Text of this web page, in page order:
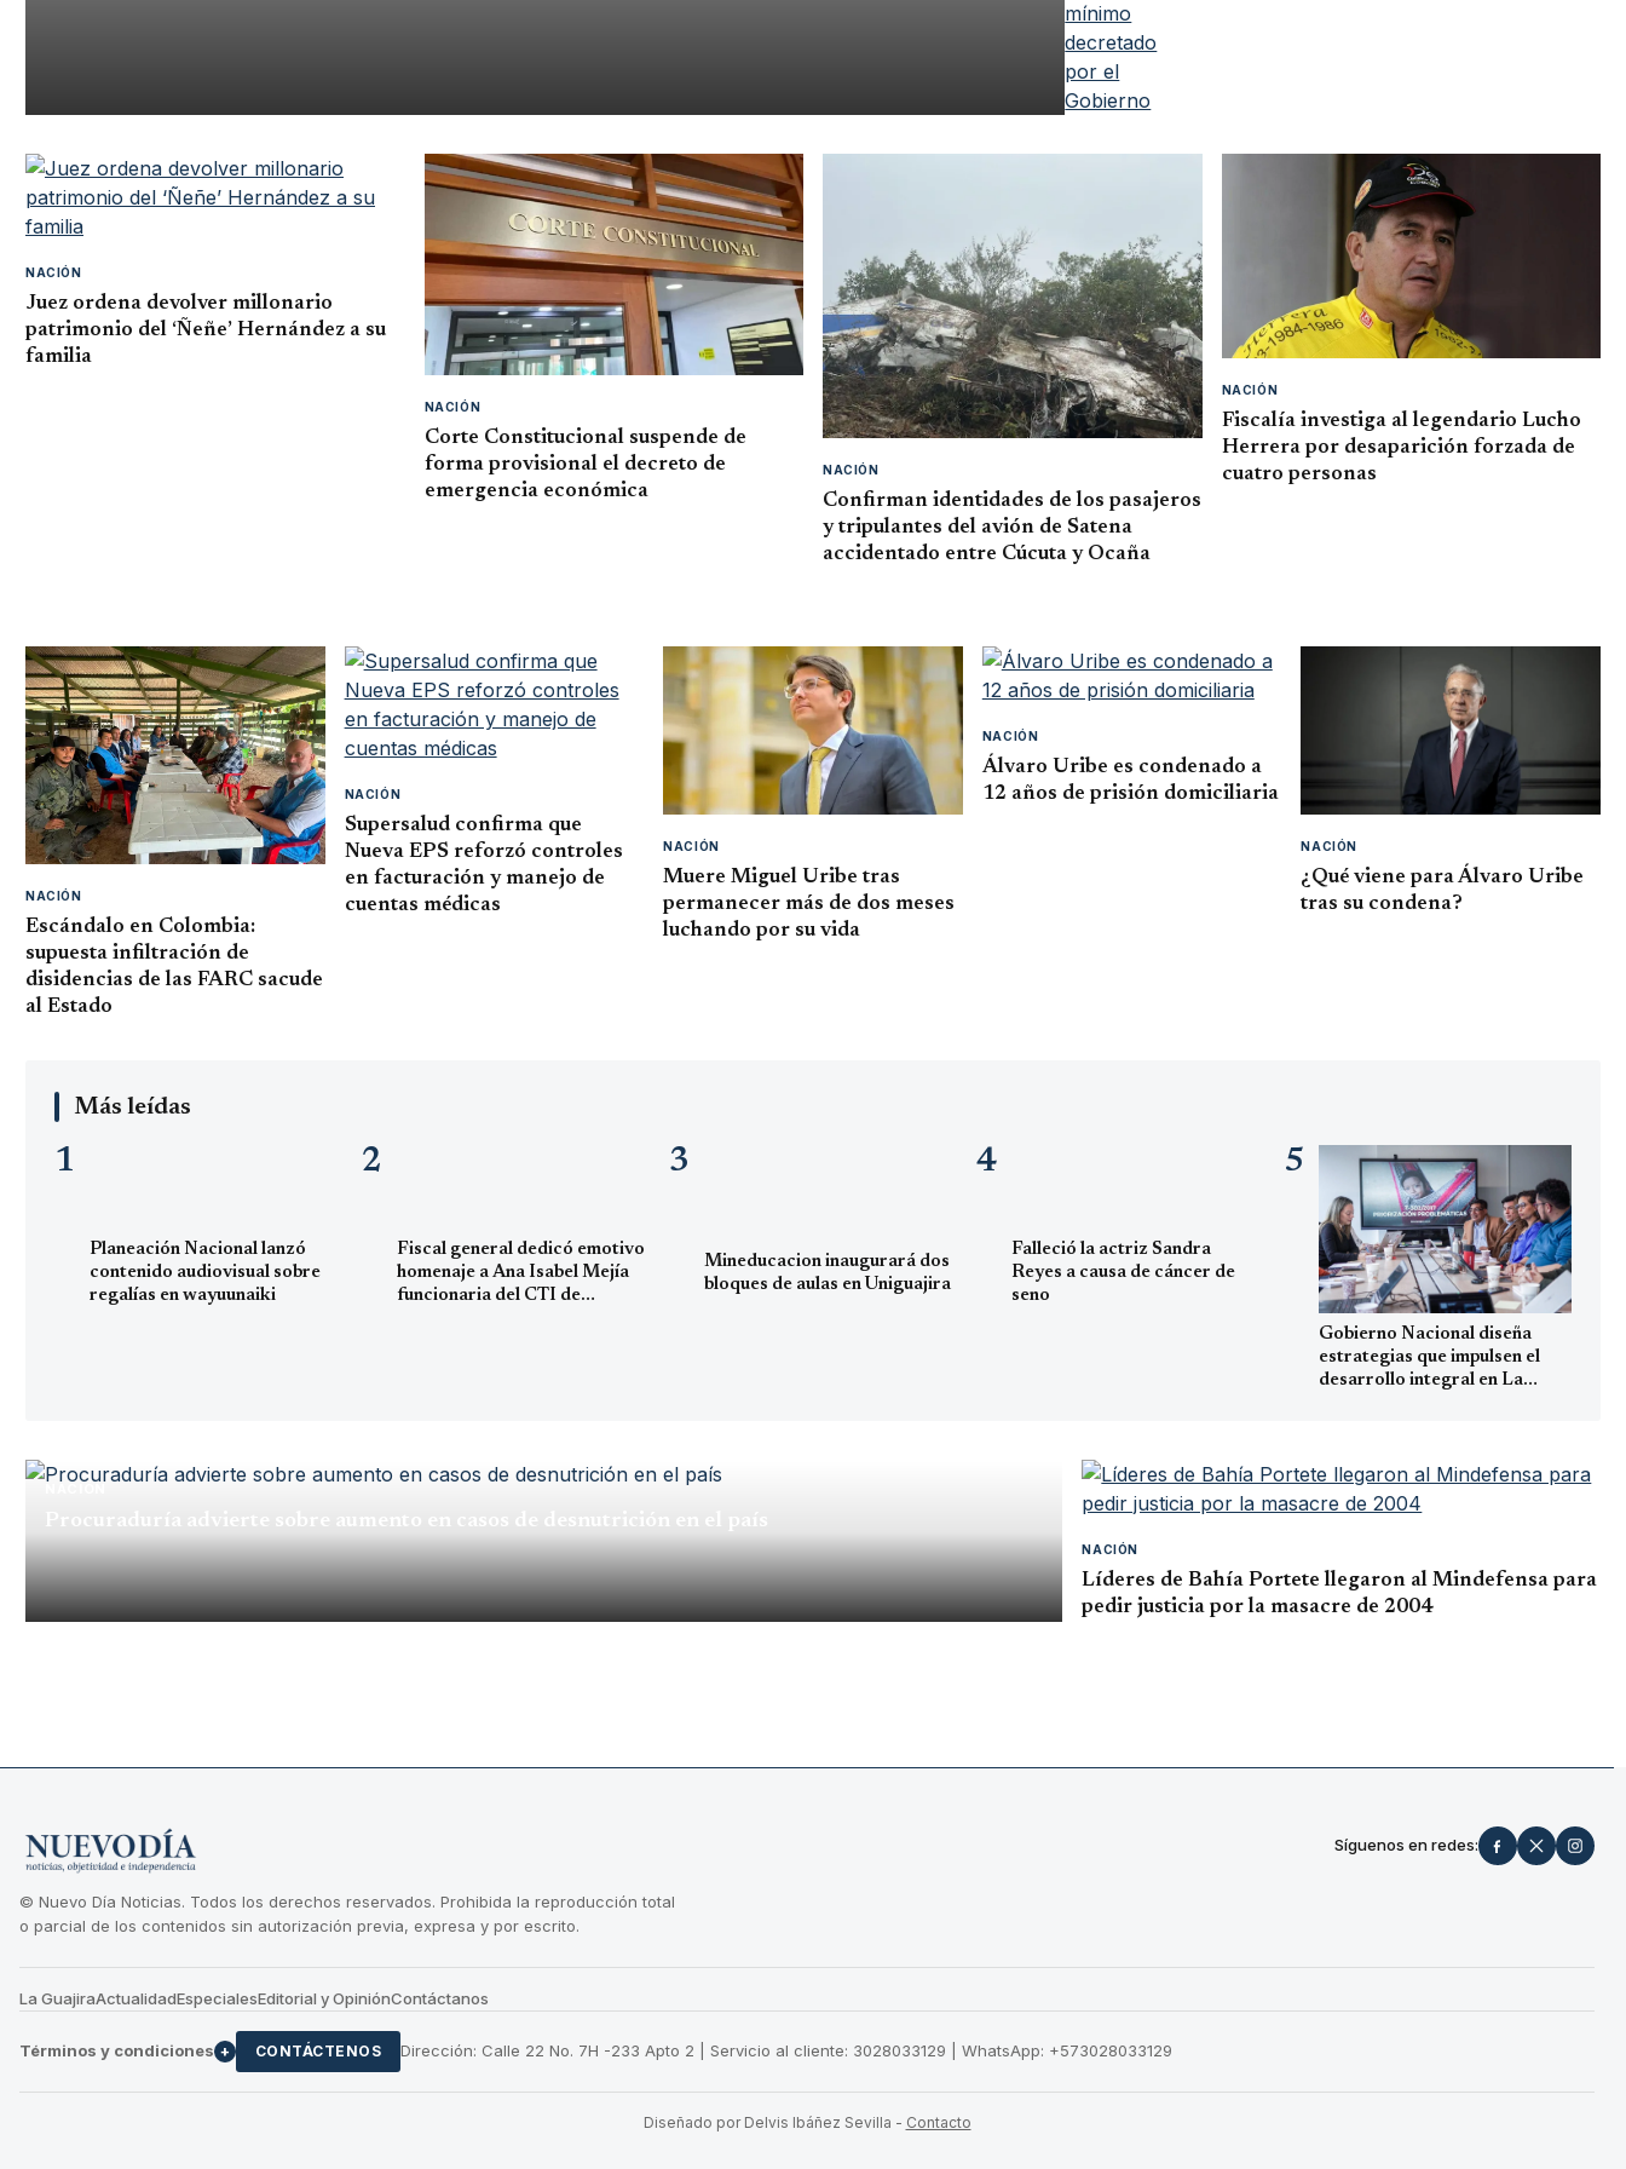
NACIÓN
Juez ordena devolver millonario
patrimonio del ‘Ñeñe’ Hernández a su
familia
NACIÓN
Corte Constitucional suspende de
forma provisional el decreto de
emergencia económica
NACIÓN
Confirman identidades de los pasajeros
y tripulantes del avión de Satena
accidentado entre Cúcuta y Ocaña
NACIÓN
Fiscalía investiga al legendario Lucho
Herrera por desaparición forzada de
cuatro personas
Minminas propone que usuarios de todo el país paguen millonaria deuda
de Air-e en sus recibos de energía
Procuraduría investiga presunto desacato en proyecto del río Ranchería
en La Guajira
NACIÓN
Escándalo en Colombia:
supuesta infiltración de
disidencias de las FARC sacude
al Estado
NACIÓN
Supersalud confirma que
Nueva EPS reforzó controles
en facturación y manejo de
cuentas médicas
NACIÓN
Muere Miguel Uribe tras
permanecer más de dos meses
luchando por su vida
NACIÓN
Álvaro Uribe es condenado a
12 años de prisión domiciliaria
NACIÓN
¿Qué viene para Álvaro Uribe
tras su condena?
Más leídas
1
Planeación Nacional lanzó
contenido audiovisual sobre
regalías en wayuunaiki
2
Fiscal general dedicó emotivo
homenaje a Ana Isabel Mejía
funcionaria del CTI de
3
Mineducacion inaugurará dos
bloques de aulas en Uniguajira
4
Falleció la actriz Sandra
Reyes a causa de cáncer de
seno
5
Gobierno Nacional diseña
estrategias que impulsen el
desarrollo integral en La
NACIÓN
Líderes de Bahía Portete llegaron al Mindefensa para
pedir justicia por la masacre de 2004
© Nuevo Día Noticias. Todos los derechos reservados. Prohibida la reproducción total
o parcial de los contenidos sin autorización previa, expresa y por escrito.
Síguenos en redes:
La GuajiraActualidadEspecialesEditorial y OpiniónContáctanos
Términos y condiciones + CONTÁCTENOS Dirección: Calle 22 No. 7H -233 Apto 2 | Servicio al cliente: 3028033129 | WhatsApp: +573028033129
Diseñado por Delvis Ibáñez Sevilla - Contacto